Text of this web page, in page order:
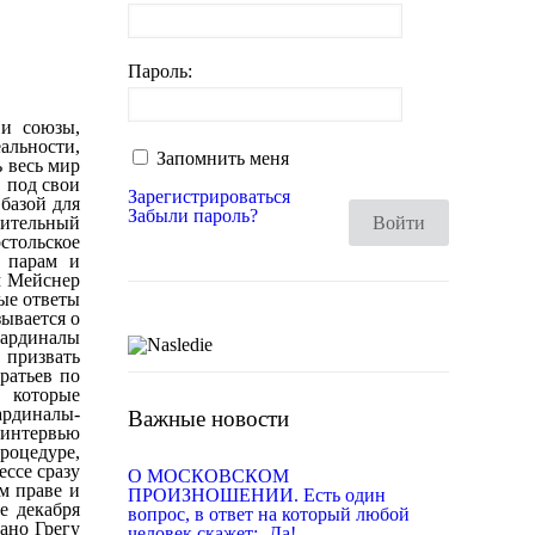
предыдущего папу Бенедикта, с нынешнем Франциском договорился, а часть высшего и среднего духовенства РКЦ просто купил. Сорос и есть один из тех самых арт-лидеров нового мирового порядка, которые, по утверждению епископа Боуфорда, приведенного мною выше, отдают приказы папе Франциску. Одним из первых ударов по папе Бенедикту был произведен из США в 2011 году. Как пишет издание Monday Vatican, аффилированая со структурами Д.Сороса и администрацией президента Обамы юридическая фирма Jeff Anderson and Associates подала против РКЦ тысячи исков о сексуальных злоупотреблениях католических священников по всему миру. Затем фирма обратилась в Международный уголовный суд в Гааге, в эту чисто глобал
Пароль:
Запомнить меня
Войти
Зарегистрироваться
Забыли пароль?
Важные новости
О МОСКОВСКОМ
ПРОИЗНОШЕНИИ. Есть один
вопрос, в ответ на который любой